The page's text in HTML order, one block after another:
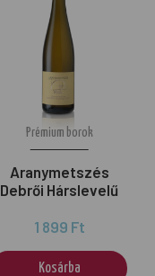
Prémium borok
Aranymetszés
Debrői Hárslevelű
1 899 Ft
Kosárba